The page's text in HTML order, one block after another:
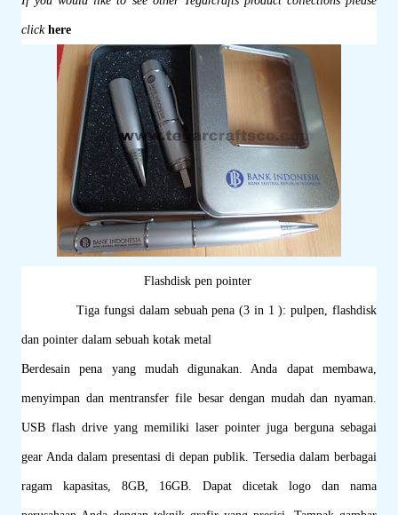
click here
Flashdisk pen pointer
Tiga fungsi dalam sebuah pena (3 in 1 ): pulpen, flashdisk
dan pointer dalam sebuah kotak metal
Berdesain pena yang mudah digunakan. Anda dapat membawa,
menyimpan dan mentransfer file besar dengan mudah dan nyaman.
USB flash drive yang memiliki laser pointer juga berguna sebagai
gear Anda dalam presentasi di depan publik. Tersedia dalam berbagai
ragam kapasitas, 8GB, 16GB. Dapat dicetak logo dan nama